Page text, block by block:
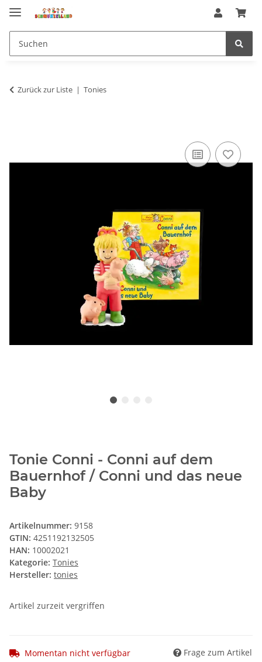
Zurück zur Liste Tonies
Tonie Conni - Conni auf dem
Bauernhof / Conni und das neue
Baby
Artikelnummer: 9158
GTIN: 4251192132505
HAN: 10002021
Kategorie: Tonies
Hersteller: tonies
Artikel zurzeit vergriffen
Momentan nicht verfügbar Frage zum Artikel